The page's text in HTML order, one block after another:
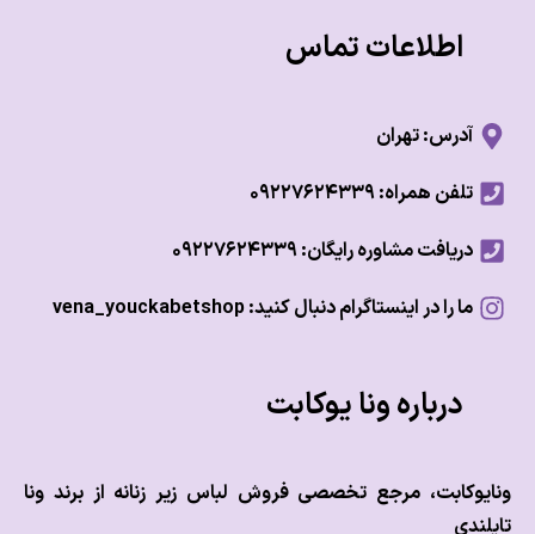
اطلاعات تماس
آدرس: تهران
تلفن همراه: ۰۹۲۲۷۶۲۴۳۳۹
دریافت مشاوره رایگان: ۰۹۲۲۷۶۲۴۳۳۹
ما را در اینستاگرام دنبال کنید: vena_youckabetshop
درباره ونا یوکابت
مرجع تخصصی فروش لباس زیر زنانه از برند ونا